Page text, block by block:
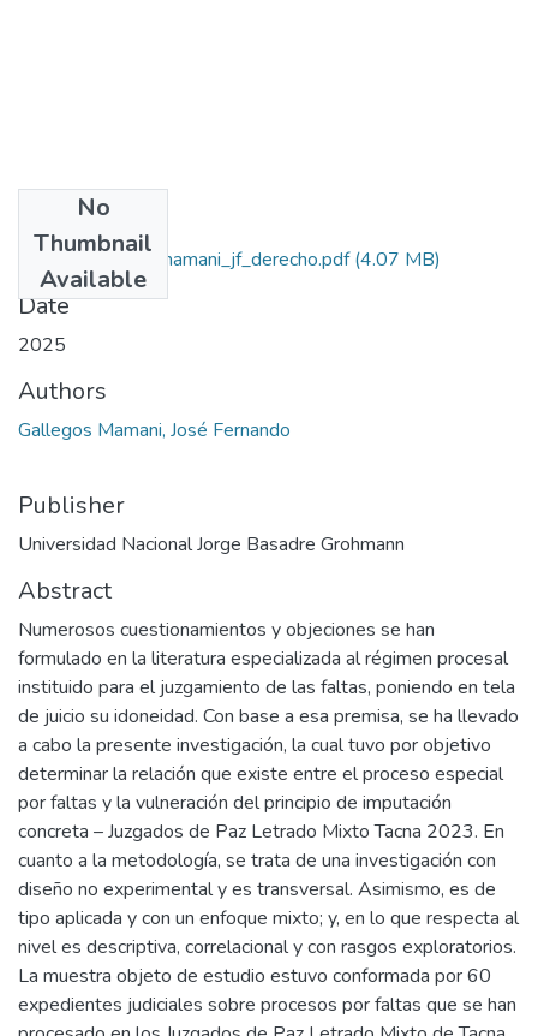
No
Thumbnail
Available
2025_gallegos_mamani_jf_derecho.pdf(4.07 MB)
Date
2025
Authors
Gallegos Mamani, José Fernando
Publisher
Universidad Nacional Jorge Basadre Grohmann
Abstract
Numerosos cuestionamientos y objeciones se han
formulado en la literatura especializada al régimen procesal
instituido para el juzgamiento de las faltas, poniendo en tela
de juicio su idoneidad. Con base a esa premisa, se ha llevado
a cabo la presente investigación, la cual tuvo por objetivo
determinar la relación que existe entre el proceso especial
por faltas y la vulneración del principio de imputación
concreta – Juzgados de Paz Letrado Mixto Tacna 2023. En
cuanto a la metodología, se trata de una investigación con
diseño no experimental y es transversal. Asimismo, es de
tipo aplicada y con un enfoque mixto; y, en lo que respecta al
nivel es descriptiva, correlacional y con rasgos exploratorios.
La muestra objeto de estudio estuvo conformada por 60
expedientes judiciales sobre procesos por faltas que se han